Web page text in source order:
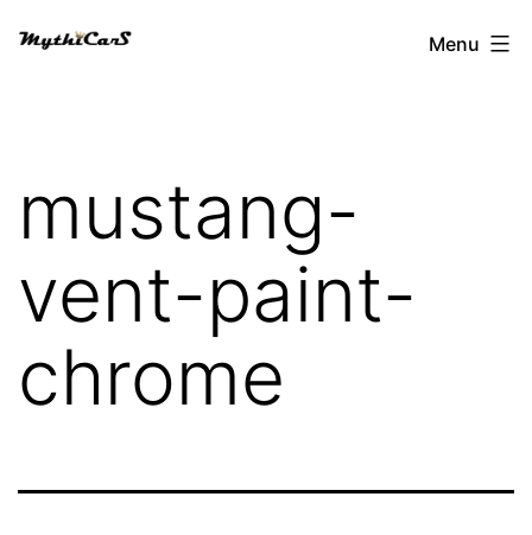
Menu
mustang-
vent-paint-
chrome